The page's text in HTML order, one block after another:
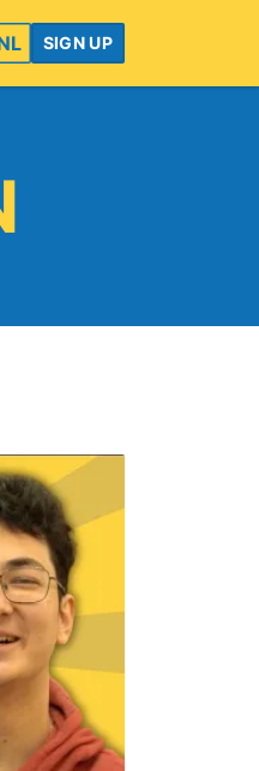
SIGN UP